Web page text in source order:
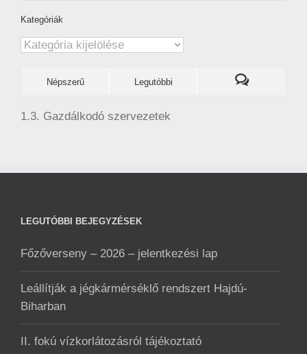
Kategóriák
Kategóriák
Népszerű Legutóbbi
1.3. Gazdálkodó szervezetek
LEGUTÓBBI BEJEGYZÉSEK
Főzőverseny – 2026 – jelentkezési lap
Leállítják a jégkármérséklő rendszert Hajdú-
Biharban
II. fokú vízkorlátozásról tájékoztató